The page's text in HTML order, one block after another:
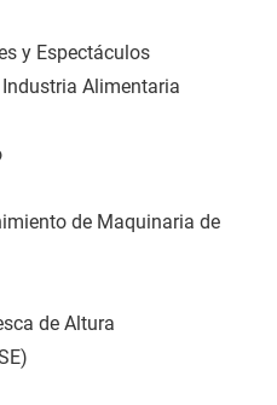
y Espectáculos
Alimentaria
de Maquinaria de
de Altura